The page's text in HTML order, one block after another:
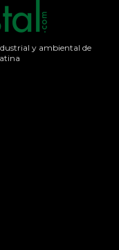
y ambiental de